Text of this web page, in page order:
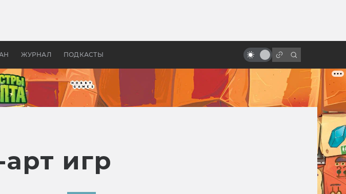
ЖУРНАЛ ПОДКАСТЫ
Древней Грецией
выхода и что рассказал
игр